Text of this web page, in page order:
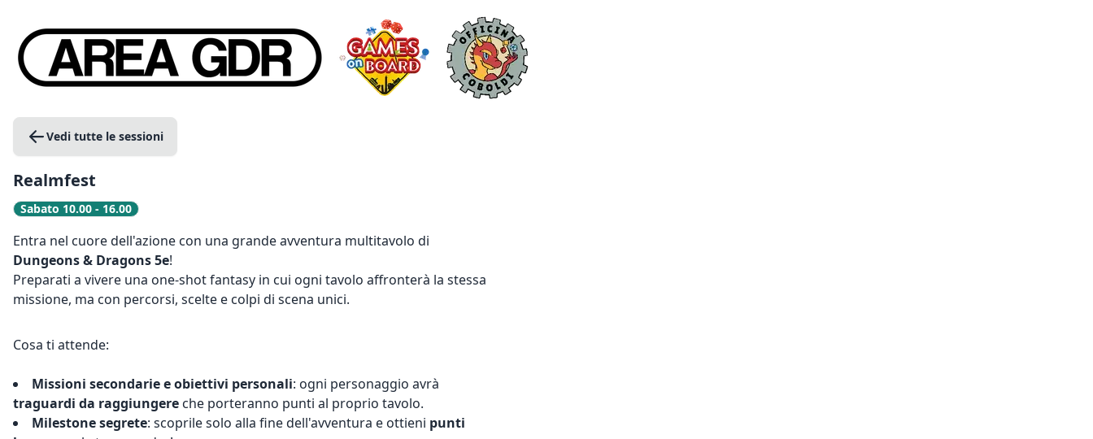
Vedi tutte le sessioni
Realmfest
Sabato 10.00 - 16.00
Entra nel cuore dell'azione con una grande avventura multitavolo di
Dungeons & Dragons 5e!
Preparati a vivere una one-shot fantasy in cui ogni tavolo affronterà la stessa
missione, ma con percorsi, scelte e colpi di scena unici.
Cosa ti attende:
Missioni secondarie e obiettivi personali: ogni personaggio avrà
traguardi da raggiungere che porteranno punti al proprio tavolo.
Milestone segrete: scoprile solo alla fine dell'avventura e ottieni punti